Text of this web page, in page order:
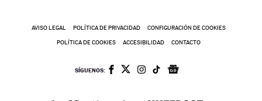
AVISO LEGAL POLÍTICA DE PRIVACIDAD CONFIGURACIÓN DE COOKIES
POLÍTICA DE COOKIES ACCESIBILIDAD CONTACTO
SÍGUENOS: